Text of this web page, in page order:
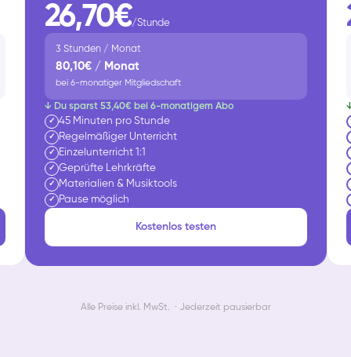
26,70€/Stunde
3 Stunden / Monat
80,10€ / Monat
bei 6-monatiger Mitgliedschaft
↓ Du sparst 53,40€ bei 6-monatigem Abo
✓ 45 Minuten pro Stunde
✓ Regelmäßiger Unterricht
✓ Einzelunterricht 1:1
✓ Geprüfte Lehrkräfte
✓ Materialien & Musiktools
✓ Pause möglich
Kostenlos testen
Alle Preise inkl. MwSt. · Jederzeit pausierbar